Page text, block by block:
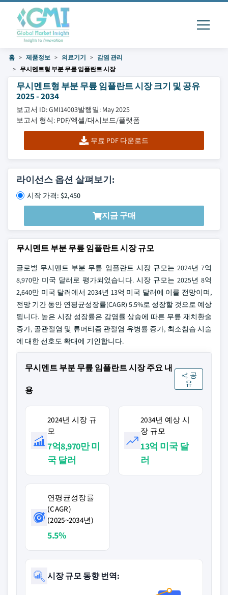
홈 제품정보 의료기기
감염 관리
무시멘트형 부분 무릎 임플란트 시장
무시멘트형 부분 무릎 임플란트 시장 크기 및 공유
2025 - 2034
보고서 ID: GMI14003발행일: May 2025
보고서 형식: PDF/엑셀/대시보드/플랫폼
무료 PDF 다운로드
라이선스 옵션 살펴보기:
시작 가격: $2,450
지금 구매
무시멘트 부분 무릎 임플란트 시장 규모
글로벌 무시멘트 부분 무릎 임플란트 시장 규모는 2024년 7억
8,970만 미국 달러로 평가되었습니다. 시장 규모는 2025년 8억
2,640만 미국 달러에서 2034년 13억 미국 달러에 이를 전망이며,
전망 기간 동안 연평균성장률(CAGR) 5.5%로 성장할 것으로 예상
됩니다. 높은 시장 성장률은 감염률 상승에 따른 무릎 재치환술
증가, 골관절염 및 류머티즘 관절염 유병률 증가, 최소침습 시술
에 대한 선호도 확대에 기인합니다.
무시멘트 부분 무릎 임플란트 시장 주요 내
용
공
유
2024년 시장 규
모
7억8,970만 미
국 달러
2034년 예상 시
장 규모
13억 미국 달
러
연평균성장률
(CAGR)
(2025~2034년)
5.5%
시장 규모 동향 번역: